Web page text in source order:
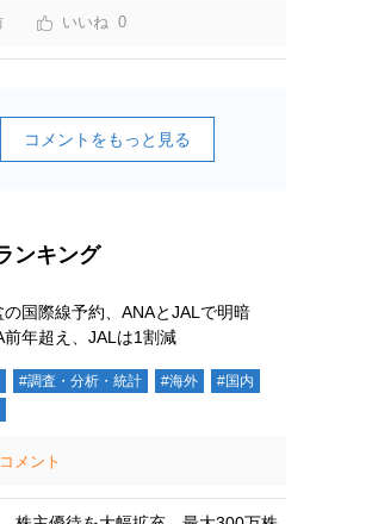
ないか」と勝手に穴掘ったりしそうな国
いでほしいですね。
0
コメントをもっと見る
ンキング
の国際線予約、ANAとJALで明暗
前年超え、JALは1割減
#調査・分析・統計 #海外
#国内
コメント